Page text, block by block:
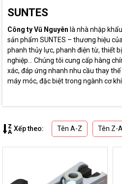
SUNTES
Công ty Vũ Nguyên là nhà nhập
sản phẩm SUNTES – thương hiệu
phanh thủy lực, phanh điện từ, thiết
nghiệp... Chúng tôi cung cấp hàng
xác, đáp ứng nhanh nhu cầu thay
máy móc, đặc biệt trong ngành cơ
Xếp theo: Tên A-Z Tên Z-A